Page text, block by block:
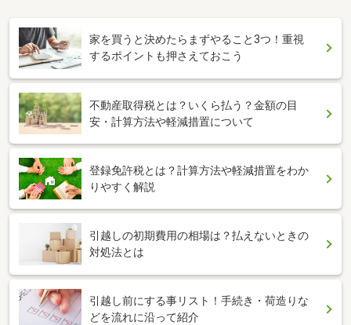
家を買うと決めたらまずやること3つ！重視
するポイントも押さえておこう
不動産取得税とは？いくら払う？金額の目
安・計算方法や軽減措置について
登録免許税とは？計算方法や軽減措置をわか
りやすく解説
引越しの初期費用の相場は？払えないときの
対処法とは
引越し前にする事リスト！手続き・荷造りな
どを流れに沿って紹介